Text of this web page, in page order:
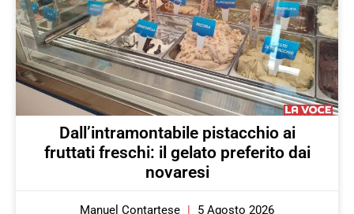
Dall’intramontabile pistacchio ai
fruttati freschi: il gelato preferito dai
novaresi
Manuel Contartese 5 Agosto 2026